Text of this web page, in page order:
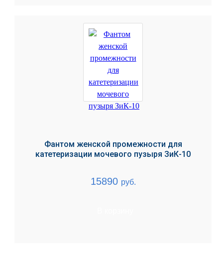
Фантом женской промежности для
катетеризации мочевого пузыря ЗиК-10
15890 руб.